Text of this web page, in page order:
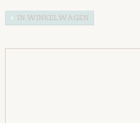
IN WINKELWAGEN